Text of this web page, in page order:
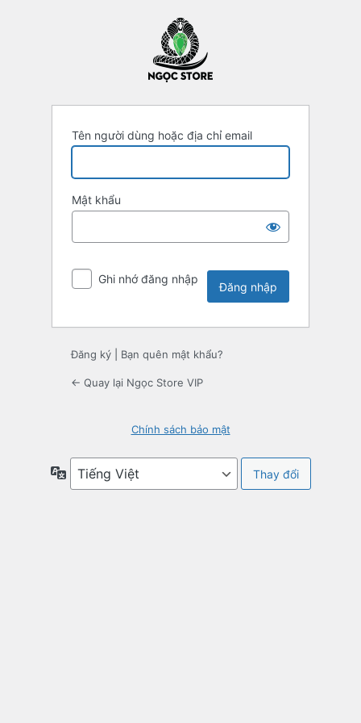
Tên người dùng hoặc địa chỉ email
Mật khẩu
Ghi nhớ đăng nhập
Đăng ký Bạn quên mật khẩu?
← Quay lại Ngọc Store VIP
Chính sách bảo mật
Ngôn
ngữ